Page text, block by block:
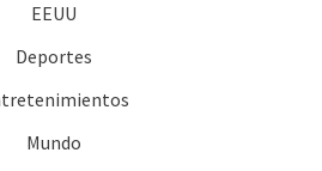
EEUU
Deportes
Mundo